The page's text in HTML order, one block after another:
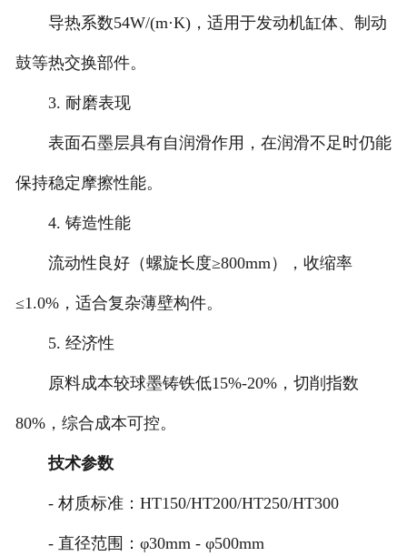
导热系数54W/(m·K)，适用于发动机缸体、制动
鼓等热交换部件。
3. 耐磨表现
表面石墨层具有自润滑作用，在润滑不足时仍能
保持稳定摩擦性能。
4. 铸造性能
流动性良好（螺旋长度≥800mm），收缩率
≤1.0%，适合复杂薄壁构件。
5. 经济性
原料成本较球墨铸铁低15%-20%，切削指数
80%，综合成本可控。
技术参数
- 材质标准：HT150/HT200/HT250/HT300
- 直径范围：φ30mm - φ500mm